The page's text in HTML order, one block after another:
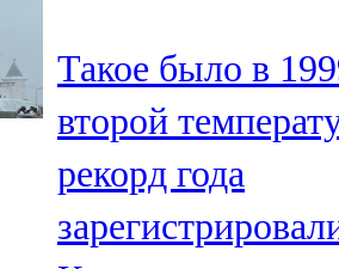
105,5 FM
Такое было в
второй
рекорд года